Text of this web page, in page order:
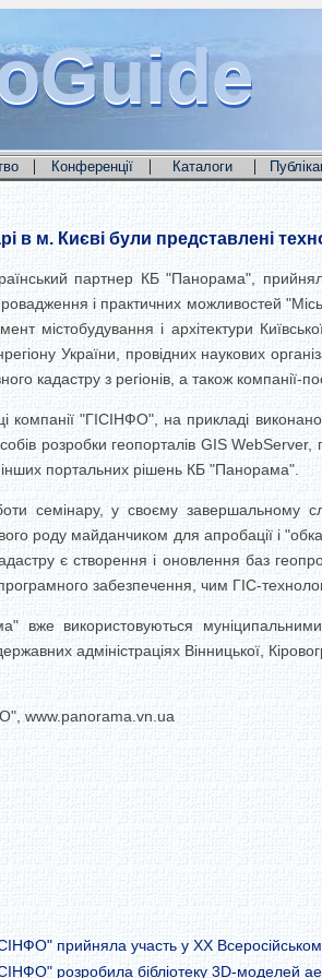
| Конференції | Каталоги |
в м. Києві були представлені
партнер КБ "Панорама",
і практичних можливостей
містобудування і архітектури
України, провідних наукових
кадастру з регіонів, а також компанії-
компанії "ГІСІНФО", на прикладі
розробки геопорталів GIS
портальних рішень КБ "Панорама".
семінару, у своєму
роду майданчиком для апробації і
є створення і оновлення баз
забезпечення, чим ГІС-
вже використовуються
адміністраціях Вінницької,
www.panorama.vn.ua
прийняла участь у XX
розробила бібліотеку 3D-моделей